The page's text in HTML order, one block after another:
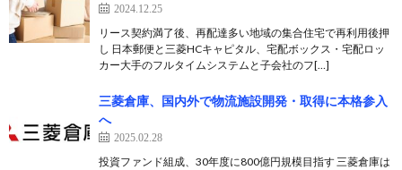
2024.12.25
リース契約満了後、再配達多い地域の集合住宅で再利用後押
し 日本郵便と三菱HCキャピタル、宅配ボックス・宅配ロッ
カー大手のフルタイムシステムと子会社のフ[…]
三菱倉庫、国内外で物流施設開発・取得に本格参入
へ
2025.02.28
投資ファンド組成、30年度に800億円規模目指す 三菱倉庫は